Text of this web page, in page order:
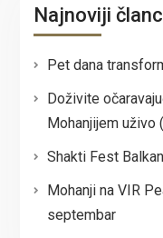
Najnoviji
Pet dana
Doživite
Mohanjijem uživo
Shakti Fest Balkan
Mohanji na VIR
septembar